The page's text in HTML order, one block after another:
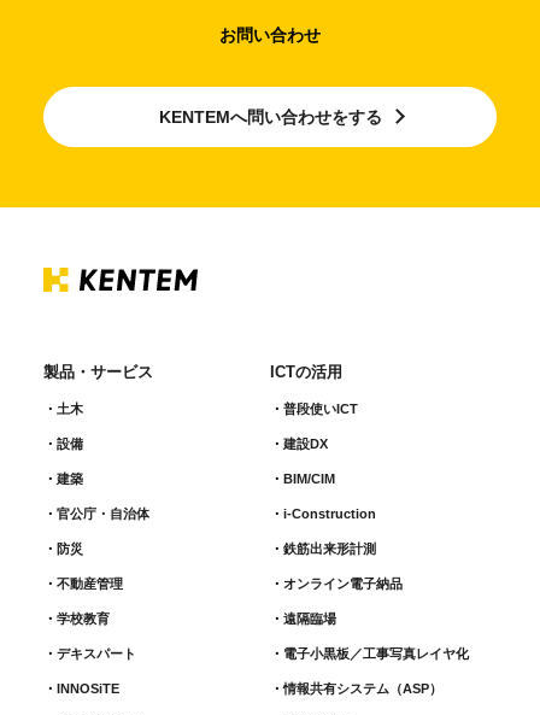
お問い合わせ
KENTEMへ問い合わせをする
製品・サービス
土木
設備
建築
官公庁・自治体
防災
不動産管理
学校教育
デキスパート
INNOSiTE
ICTの活用
普段使いICT
建設DX
BIM/CIM
i-Construction
鉄筋出来形計測​
オンライン電子納品
遠隔臨場
電子小黒板／工事写真レイヤ化
情報共有システム（ASP）